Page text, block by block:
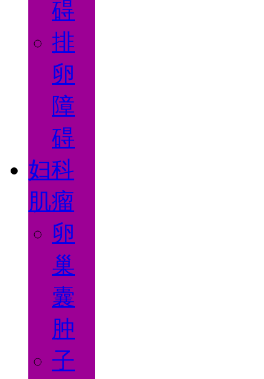
碍
排
卵
障
碍
妇科
肌瘤
卵
巢
囊
肿
子